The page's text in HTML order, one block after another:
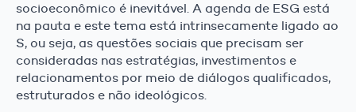
socioeconômico é inevitável. A agenda de ESG está
na pauta e este tema está intrinsecamente ligado ao
S, ou seja, as questões sociais que precisam ser
consideradas nas estratégias, investimentos e
relacionamentos por meio de diálogos qualificados,
estruturados e não ideológicos.